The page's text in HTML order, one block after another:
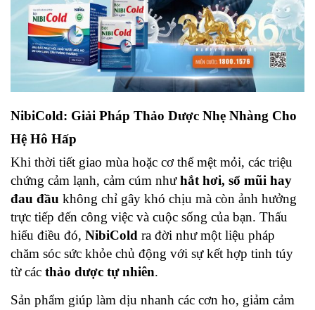
NibiCold: Giải Pháp Thảo Dược Nhẹ Nhàng Cho
Hệ Hô Hấp
Khi thời tiết giao mùa hoặc cơ thể mệt mỏi, các triệu
chứng cảm lạnh, cảm cúm nhưhắt hơi, sổ mũi hay
đau đầu không chỉ gây khó chịu mà còn ảnh hưởng
trực tiếp đến công việc và cuộc sống của bạn. Thấu
hiểu điều đó, NibiCold ra đời như một liệu pháp
chăm sóc sức khỏe chủ động với sự kết hợp tinh túy
từ các thảo dược tự nhiên.
Sản phẩm giúp làm dịu nhanh các cơn ho, giảm cảm